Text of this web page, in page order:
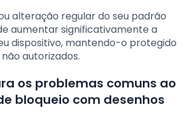
alteração regular do seu padrão
aumentar significativamente a
dispositivo, mantendo-o protegido
autorizados.
os problemas comuns ao
bloqueio com desenhos